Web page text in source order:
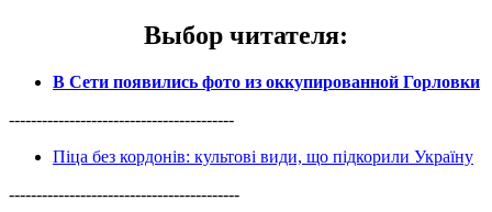
Выбор читателя:
В Сети появились фото из оккупированной Горловки
-----------------------------------------
Піца без кордонів: культові види, що підкорили Україну
------------------------------------------